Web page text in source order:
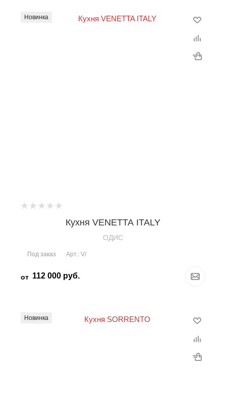
Новинка
Кухня VENETTA ITALY
OДИС
Под заказ Арт.: V/
от 112 000 руб.
Новинка